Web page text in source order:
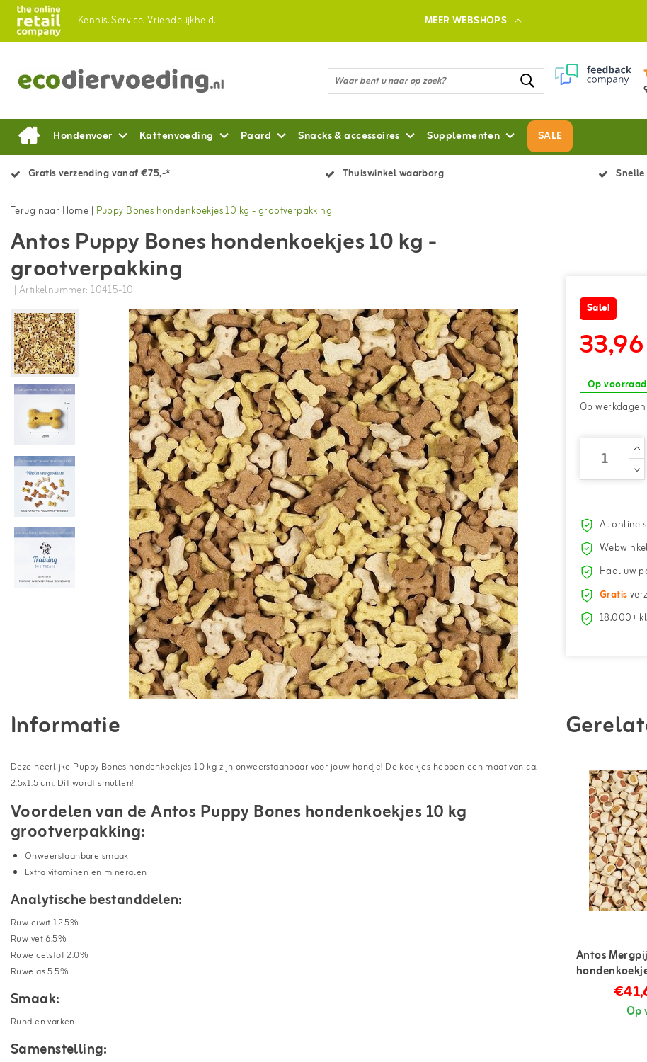
Kennis.Service.Vriendelijkheid. MEER WEBSHOPS
Hondenvoer Kattenvoeding Paard Snacks & accessoires Supplementen SALE
Gratis verzending vanaf €75,-* Thuiswinkel waarborg
Terug naar Home |Puppy Bones hondenkoekjes 10 kg - grootverpakking
Antos Puppy Bones hondenkoekjes 10 kg -
grootverpakking
| Artikelnummer: 10415-10
Sale!
33,96
Op voorraad
Op
Al online
Haal uw
Gratis
18.000+
Informatie
Deze heerlijke Puppy Bones hondenkoekjes 10 kg zijn onweerstaanbaar voor jouw hondje! De koekjes hebben een maat van ca.
2.5x1.5 cm. Dit wordt smullen!
Voordelen van de Antos Puppy Bones hondenkoekjes 10 kg
grootverpakking:
Onweerstaanbare smaak
Extra vitaminen en mineralen
Analytische bestanddelen:
Ruw eiwit 12.5%
Ruw vet 6.5%
Ruwe celstof 2.0%
Ruwe as 5.5%
Smaak:
Rund en varken.
Samenstelling:
Antos
Op